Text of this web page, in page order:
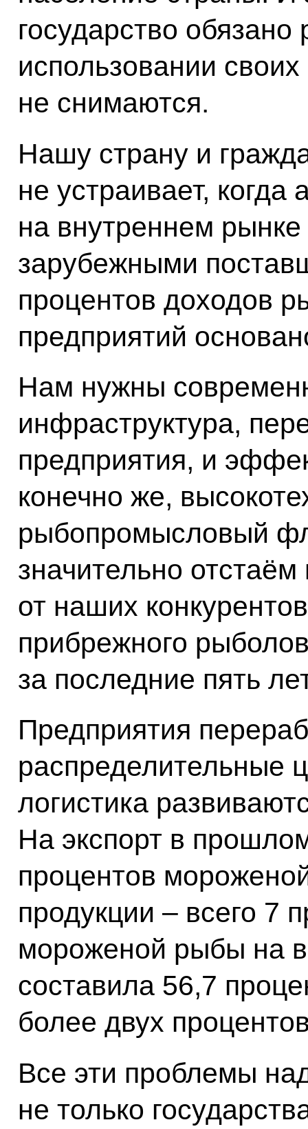
государство
использовании
не снимаются.
Нашу страну и
не устраивает,
на внутреннем
зарубежными
процентов доходов
предприятий
Нам нужны
инфраструктура,
предприятия, и
конечно же,
рыбопромысловый
значительно
от наших
прибрежного
за последние пять
Предприятия
распределительные
логистика
На экспорт в
процентов
продукции – всего 7
мороженой рыбы на
составила 56,7
более двух
Все эти проблемы
не только